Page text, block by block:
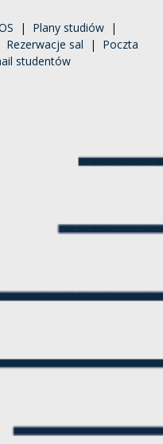
| Plany studiów |
Rezerwacje sal | Poczta
studentów